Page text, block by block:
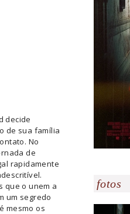
decide
de sua família
No
de
rapidamente
que o unem a
um segredo
mesmo os
fotos